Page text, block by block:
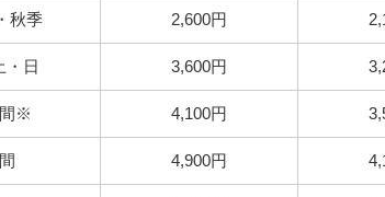
秋季 2,600円
・日 3,600円
※ 4,100円
間 4,900円